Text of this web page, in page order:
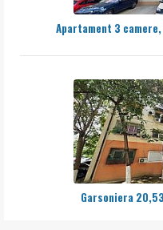
Apartament 3
Garsoniera